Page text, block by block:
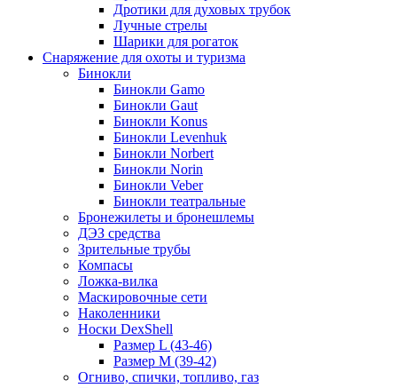
Дротики для духовых трубок
Лучные стрелы
Шарики для рогаток
Снаряжение для охоты и туризма
Бинокли
Бинокли Gamo
Бинокли Gaut
Бинокли Konus
Бинокли Levenhuk
Бинокли Norbert
Бинокли Norin
Бинокли Veber
Бинокли театральные
Бронежилеты и бронешлемы
ДЭЗ средства
Зрительные трубы
Компасы
Ложка-вилка
Маскировочные сети
Наколенники
Носки DexShell
Размер L (43-46)
Размер M (39-42)
Огниво, спички, топливо, газ